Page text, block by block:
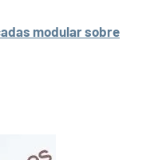
modular sobre